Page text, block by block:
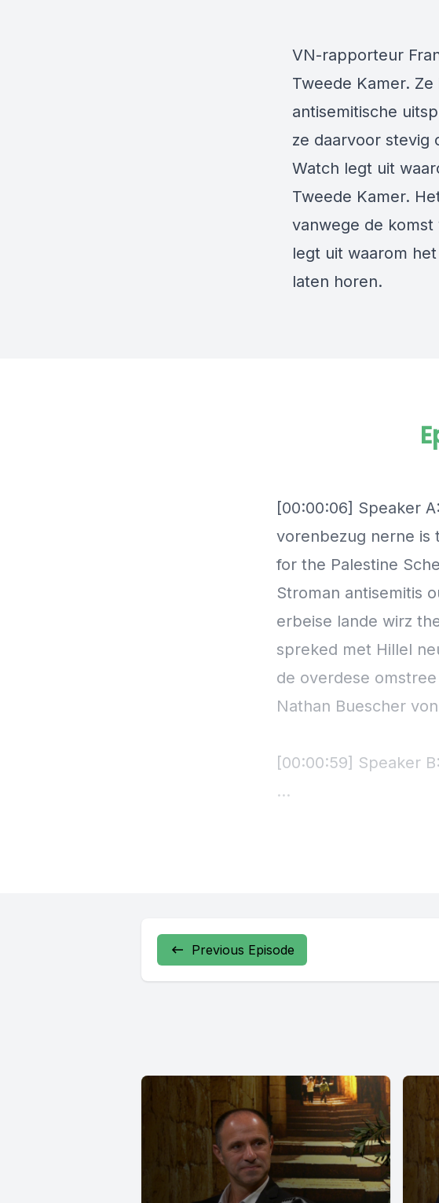
VN-rapporteur
Tweede Kamer.
antisemitische
ze daarvoor stevig
Watch legt uit
Tweede Kamer.
vanwege de komst
legt uit waarom
laten horen.
[00:00:06] Speaker
vorenbezug nerne is
for the Palestine
Stroman antisemitis
erbeise lande wirz
spreked met Hillel
de overdese
Nathan Buescher
[00:00:59] Speaker
[00:01:58] Speaker
from the total over
had liked well. So to
von der och nisati
vogelsem un slechti
Francesca Albanese
As is planned, your
report about
from her position in
Previous Episode